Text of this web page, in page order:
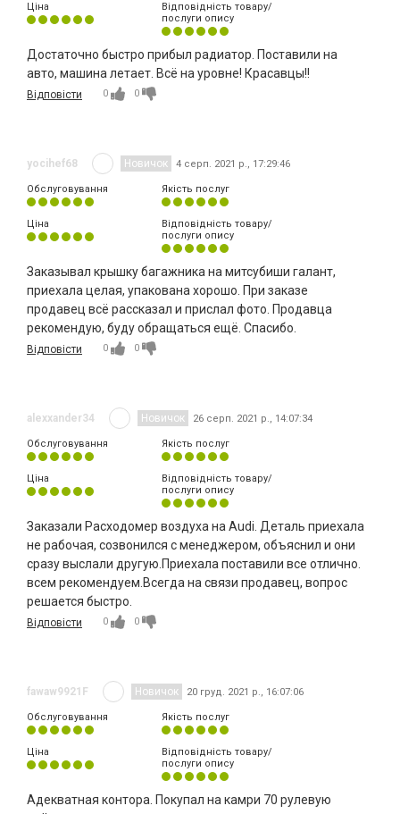
Ціна
Відповідність товару/
послуги опису
Достаточно быстро прибыл радиатор. Поставили на
авто, машина летает. Всё на уровне! Красавцы!!
Відповісти 0 0
yocihef68 Новичок 4 серп. 2021 р., 17:29:46
Обслуговування Якість послуг
Ціна
Відповідність товару/
послуги опису
Заказывал крышку багажника на митсубиши галант,
приехала целая, упакована хорошо. При заказе
продавец всё рассказал и прислал фото. Продавца
рекомендую, буду обращаться ещё. Спасибо.
Відповісти 0 0
alexxander34 Новичок 26 серп. 2021 р., 14:07:34
Обслуговування Якість послуг
Ціна
Відповідність товару/
послуги опису
Заказали Расходомер воздуха на Audi. Деталь приехала
не рабочая, созвонился с менеджером, объяснил и они
сразу выслали другую.Приехала поставили все отлично.
всем рекомендуем.Всегда на связи продавец, вопрос
решается быстро.
Відповісти 0 0
fawaw9921F Новичок 20 груд. 2021 р., 16:07:06
Обслуговування Якість послуг
Ціна
Відповідність товару/
послуги опису
Адекватная контора. Покупал на камри 70 рулевую